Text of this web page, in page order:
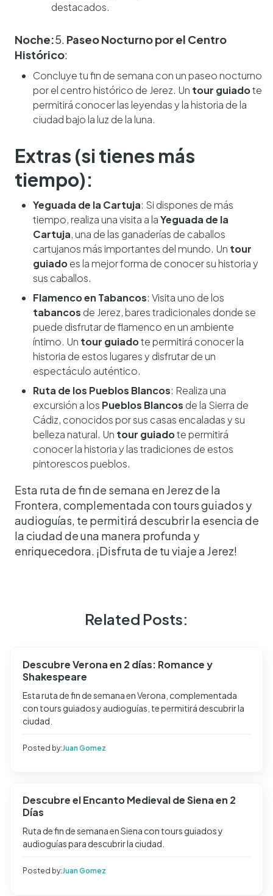
destacados.
Noche:5. Paseo Nocturno por el Centro
Histórico:
Concluye tu fin de semana con un paseo nocturno
por el centro histórico de Jerez. Un tour guiadote
permitirá conocer las leyendas y la historia de la
ciudad bajo la luz de la luna.
Extras (si tienes más
tiempo):
Yeguada de la Cartuja: Si dispones de más
tiempo, realiza una visita a laYeguada de la
Cartuja, una de las ganaderías de caballos
cartujanos más importantes del mundo. Un tour
guiadoes la mejor forma de conocer su historia y
sus caballos.
Flamenco en Tabancos: Visita uno de los
tabancos de Jerez, bares tradicionales donde se
puede disfrutar de flamenco en un ambiente
íntimo. Un tour guiadote permitirá conocer la
historia de estos lugares y disfrutar de un
espectáculo auténtico.
Ruta de los Pueblos Blancos: Realiza una
excursión a los Pueblos Blancos de la Sierra de
Cádiz, conocidos por sus casas encaladas y su
belleza natural. Un tour guiadote permitirá
conocer la historia y las tradiciones de estos
pintorescos pueblos.
Esta ruta de fin de semana en Jerez de la
Frontera, complementada con tours guiados y
audioguías, te permitirá descubrir la esencia de
la ciudad de una manera profunda y
enriquecedora. ¡Disfruta de tu viaje a Jerez!
Related Posts:
Descubre Verona en 2 días: Romance y
Shakespeare
Esta ruta de fin de semana en Verona, complementada
con tours guiados y audioguías, te permitirá descubrir la
ciudad.
Posted by:Juan Gomez
Descubre el Encanto Medieval de Siena en 2
Días
Ruta de fin de semana en Siena con tours guiados y
audioguías para descubrir la ciudad.
Posted by:Juan Gomez